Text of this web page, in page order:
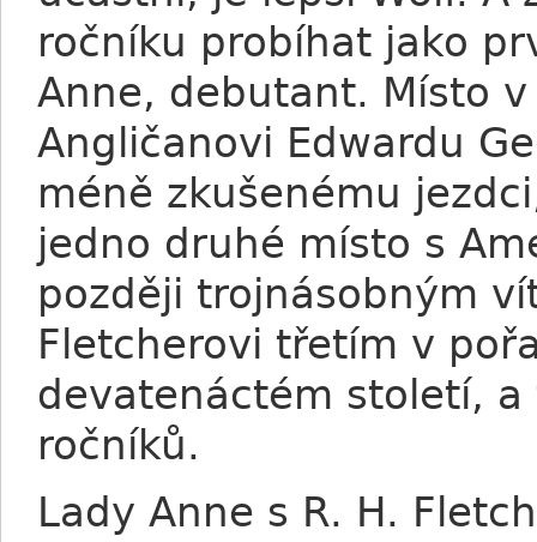
ročníku probíhat jako
Anne, debutant. Místo
Angličanovi Edwardu
méně zkušenému
jedno druhé místo s
později trojnásobným
Fletcherovi třetím v
devatenáctém století,
ročníků.
Lady Anne s R. H.